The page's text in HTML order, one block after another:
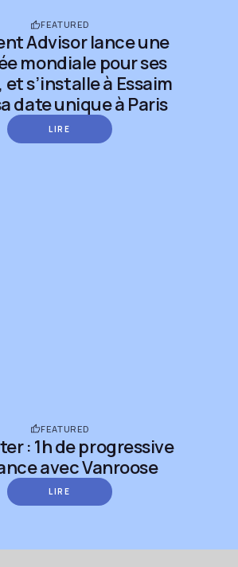
FEATURED
Advisor lance une
mondiale pour ses
et s’installe à Essaim
date unique à Paris
LIRE
FEATURED
: 1h de progressive
avec Vanroose
LIRE